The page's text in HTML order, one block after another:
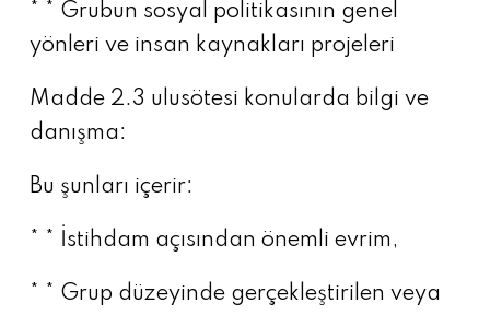
* * Grubun sosyal politikasının genel
yönleri ve insan kaynakları projeleri
Madde 2.3 ulusötesi konularda bilgi ve
danışma:
Bu şunları içerir:
* * İstihdam açısından önemli evrim,
* * Grup düzeyinde gerçekleştirilen veya